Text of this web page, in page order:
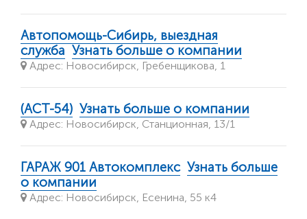
Автопомощь-Сибирь, выездная
служба Узнать больше о компании
Адрес: Новосибирск, Гребенщикова, 1
(АСТ-54) Узнать больше о компании
Адрес: Новосибирск, Станционная, 13/1
ГАРАЖ 901 Автокомплекс Узнать больше
о компании
Адрес: Новосибирск, Есенина, 55 к4